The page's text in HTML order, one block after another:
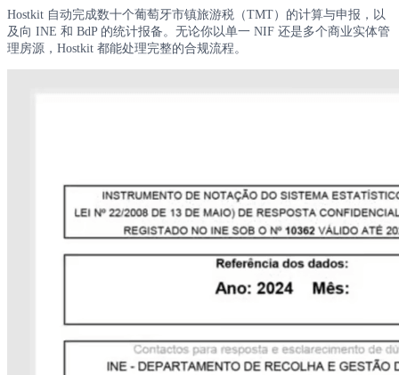
Hostkit 自动完成数十个葡萄牙市镇旅游税（TMT）的计算与申报，以
及向 INE 和 BdP 的统计报备。无论你以单一 NIF 还是多个商业实体管
理房源，Hostkit 都能处理完整的合规流程。